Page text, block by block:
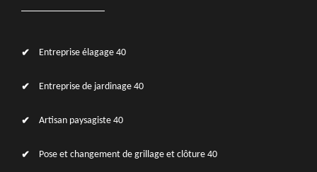
Entreprise élagage 40
Entreprise de jardinage 40
Artisan paysagiste 40
Pose et changement de grillage et clôture 40